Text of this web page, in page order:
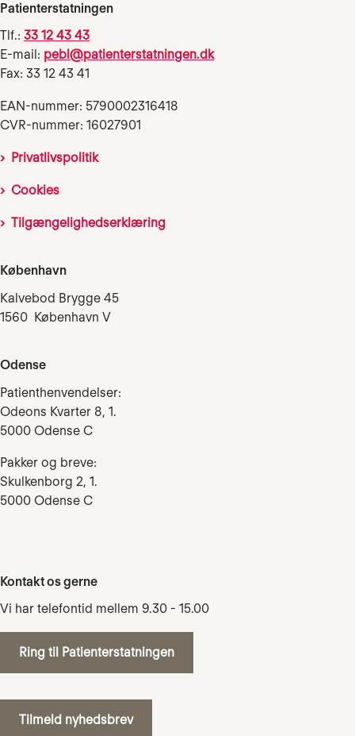
Patienterstatningen
Tlf.: 33 12 43 43
E-mail: pebl@patienterstatningen.dk
Fax: 33 12 43 41
EAN-nummer: 5790002316418
CVR-nummer: 16027901
Privatlivspolitik
Cookies
Tilgængelighedserklæring
København
Kalvebod Brygge 45
1560 København V
Odense
Patienthenvendelser:
Odeons Kvarter 8, 1.
5000 Odense C
Pakker og breve:
Skulkenborg 2, 1.
5000 Odense C
Kontakt os gerne
Vi har telefontid mellem 9.30 - 15.00
Ring til Patienterstatningen
Tilmeld nyhedsbrev